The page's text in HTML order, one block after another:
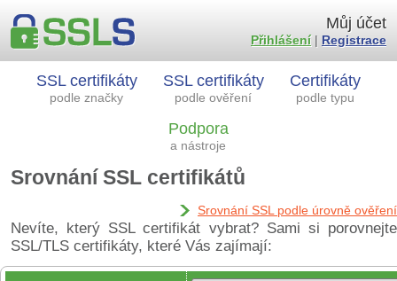
SSL certifikáty
podle značky
SSL certifikáty
podle ověření
Certifikáty
podle typu
Podpora
a nástroje
Můj účet
Přihlášení| Registrace
Srovnání SSL certifikátů
Srovnání SSL podle úrovně ověření
Nevíte, který SSL certifikát vybrat? Sami si porovnejte
SSL/TLS certifikáty, které Vás zajímají: